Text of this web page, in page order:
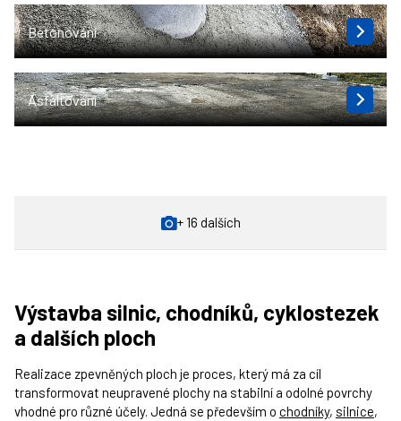
Betonování
Asfaltování
+ 16 dalších
Výstavba silnic, chodníků, cyklostezek
a dalších ploch
Realizace zpevněných ploch je proces, který má za cíl
transformovat neupravené plochy na stabilní a odolné povrchy
vhodné pro různé účely. Jedná se především o chodníky, silnice,